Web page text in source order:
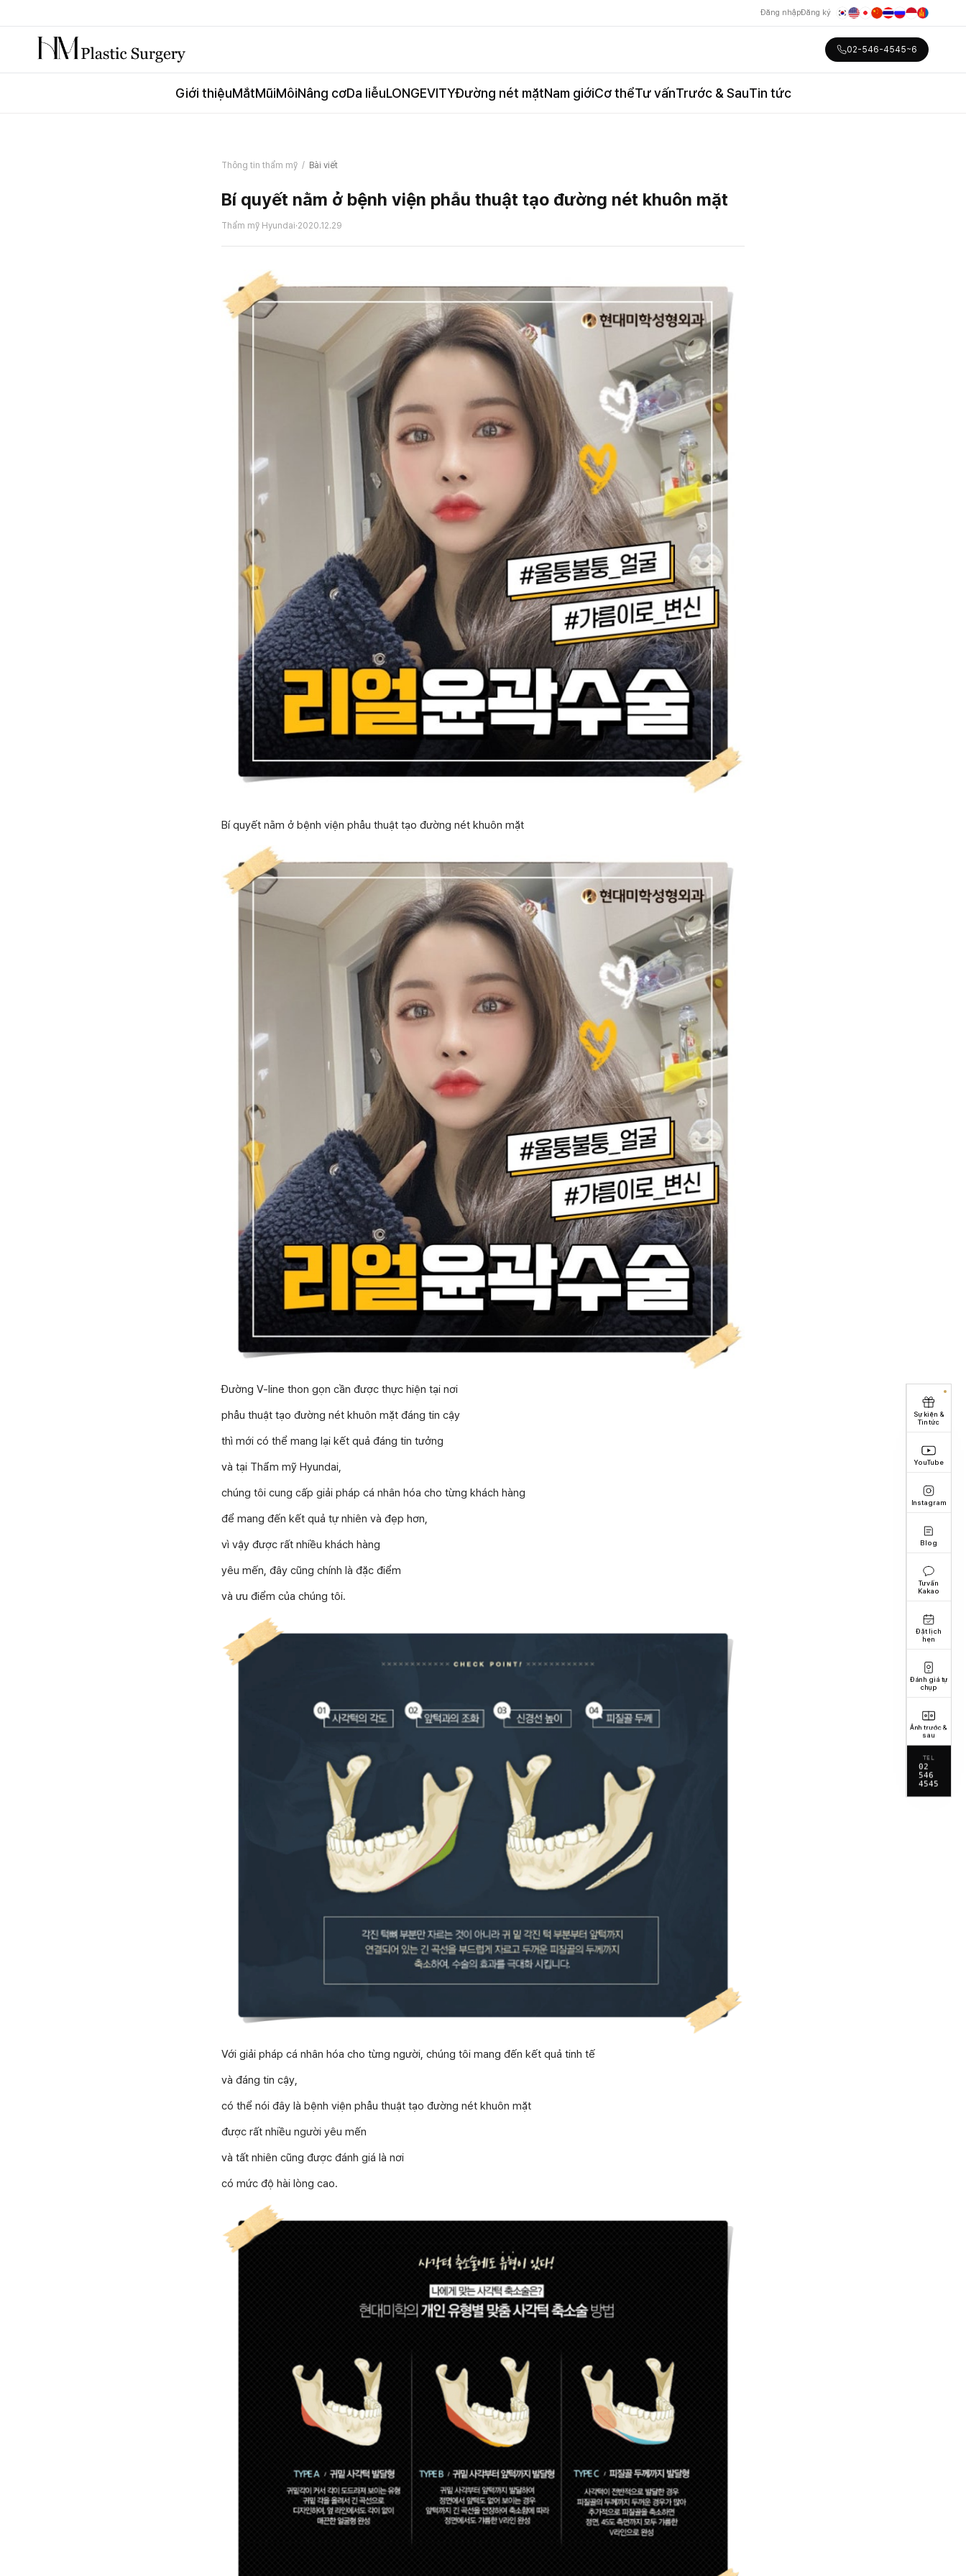
Đăng nhậpĐăng ký
02-546-4545~6
Giới thiệuMắtMũiMôiNâng cơDa liễuLONGEVITYĐường nét mặtNam giớiCơ thểTư vấnTrước & SauTin tức
Thông tin thẩm mỹ / Bài viết
Bí quyết nằm ở bệnh viện phẫu thuật tạo đường nét khuôn mặt
Thẩm mỹ Hyundai·2020.12.29
Bí quyết nằm ở bệnh viện phẫu thuật tạo đường nét khuôn mặt
Đường V-line thon gọn cần được thực hiện tại nơi
phẫu thuật tạo đường nét khuôn mặt đáng tin cậy
thì mới có thể mang lại kết quả đáng tin tưởng
và tại Thẩm mỹ Hyundai,
chúng tôi cung cấp giải pháp cá nhân hóa cho từng khách hàng
để mang đến kết quả tự nhiên và đẹp hơn,
vì vậy được rất nhiều khách hàng
yêu mến, đây cũng chính là đặc điểm
và ưu điểm của chúng tôi.
Với giải pháp cá nhân hóa cho từng người, chúng tôi mang đến kết quả tinh tế
và đáng tin cậy,
có thể nói đây là bệnh viện phẫu thuật tạo đường nét khuôn mặt
được rất nhiều người yêu mến
và tất nhiên cũng được đánh giá là nơi
có mức độ hài lòng cao.
Sự kiện &
Tin tức
YouTube
Instagram
Blog
Tư vấn
Kakao
Đặt lịch
hẹn
Đánh giá tự
chụp
Ảnh trước &
sau
TEL
02
546
4545